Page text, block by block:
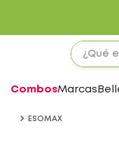
CombosMarcas
ESOMAX